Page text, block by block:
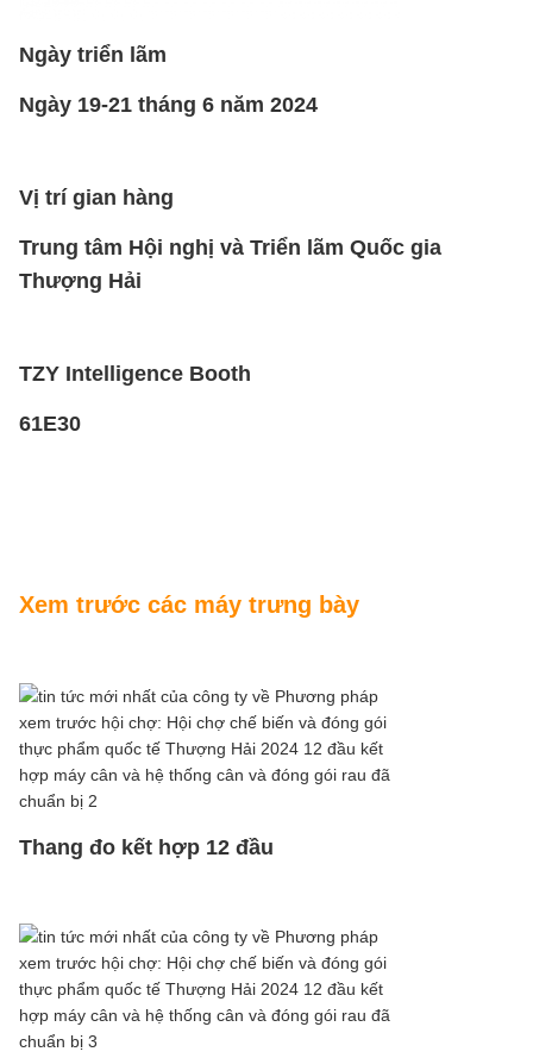
Ngày triển lãm
Ngày 19-21 tháng 6 năm 2024
Vị trí gian hàng
Trung tâm Hội nghị và Triển lãm Quốc gia
Thượng Hải
TZY Intelligence Booth
61E30
Xem trước các máy trưng bày
Thang đo kết hợp 12 đầu